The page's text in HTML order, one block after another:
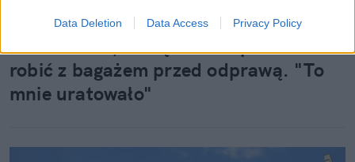
Data Deletion Data Access Privacy Policy
07 lipca 2023, 14:58
Jedna rzecz, którą zawsze powinieneś
robić z bagażem przed odprawą. "To
mnie uratowało"